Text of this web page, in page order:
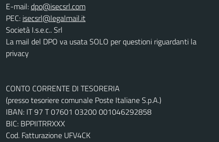
E-mail:
PEC:
Società I.s.e.c.. Srl
La mail del DPO va usata SOLO per questioni riguardanti la
privacy
CONTO CORRENTE DI TESORERIA
(presso tesoriere comunale Poste Italiane S.p.A.)
IBAN: IT 97 T 07601 03200 001046292858
BIC: BPPIITRRXXX
Cod. Fatturazione UFV4CK